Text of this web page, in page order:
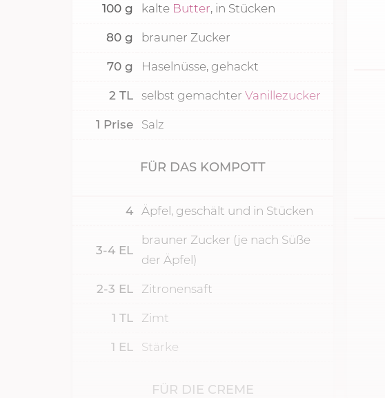
100 g kalte Butter, in Stücken
80 g brauner Zucker
70 g Haselnüsse, gehackt
2 TL selbst gemachter Vanillezucker
1 Prise Salz
FÜR DAS KOMPOTT
4 Äpfel, geschält und in Stücken
3-4 EL
brauner Zucker (je nach Süße
der Äpfel)
2-3 EL Zitronensaft
1 TL Zimt
1 EL Stärke
FÜR DIE CREME